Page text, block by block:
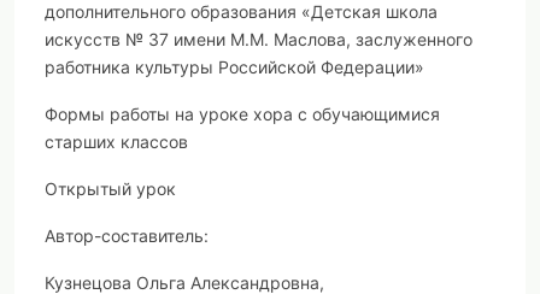
дополнительного образования «Детская школа
искусств № 37 имени М.М. Маслова, заслуженного
работника культуры Российской Федерации»
Формы работы на уроке хора с обучающимися
старших классов
Открытый урок
Автор-составитель:
Кузнецова Ольга Александровна,